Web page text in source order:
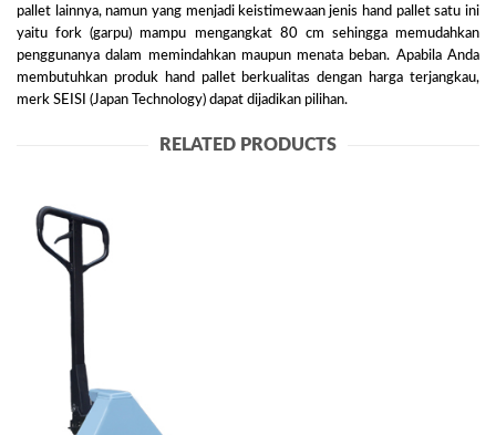
pallet lainnya, namun yang menjadi keistimewaan jenis hand pallet satu ini
yaitu fork (garpu) mampu mengangkat 80 cm sehingga memudahkan
penggunanya dalam memindahkan maupun menata beban. Apabila Anda
membutuhkan produk hand pallet berkualitas dengan harga terjangkau,
merk SEISI (Japan Technology) dapat dijadikan pilihan.
RELATED PRODUCTS